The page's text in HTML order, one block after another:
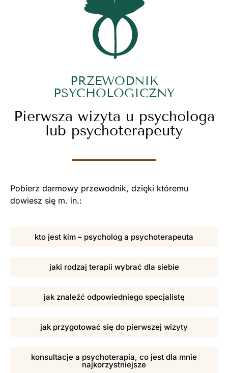
PRZEWODNIK
PSYCHOLOGICZNY
Pierwsza wizyta u psychologa
lub psychoterapeuty
Pobierz darmowy przewodnik, dzięki któremu
dowiesz się m. in.:
kto jest kim – psycholog a psychoterapeuta
jaki rodzaj terapii wybrać dla siebie
jak znaleźć odpowiedniego specjalistę
jak przygotować się do pierwszej wizyty
konsultacje a psychoterapia, co jest dla mnie
najkorzystniejsze